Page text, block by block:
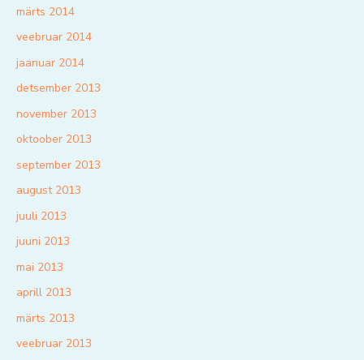
märts 2014
veebruar 2014
jaanuar 2014
detsember 2013
november 2013
oktoober 2013
september 2013
august 2013
juuli 2013
juuni 2013
mai 2013
aprill 2013
märts 2013
veebruar 2013